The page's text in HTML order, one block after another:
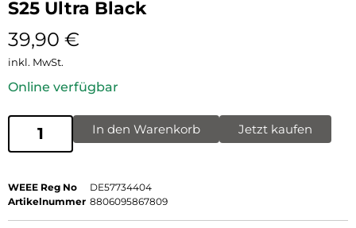
S25 Ultra Black
39,90 €
inkl. MwSt.
Online verfügbar
In den Warenkorb Jetzt kaufen
WEEE Reg No
DE57734404
Artikelnummer 8806095867809